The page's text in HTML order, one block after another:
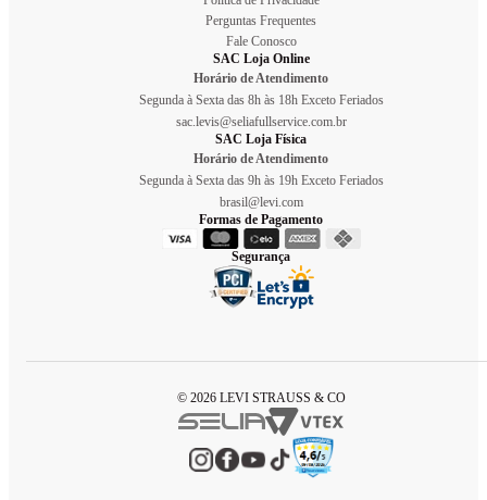
Perguntas Frequentes
Fale Conosco
SAC Loja Online
Horário de Atendimento
Segunda à Sexta das 8h às 18h Exceto Feriados
sac.levis@seliafullservice.com.br
SAC Loja Física
Horário de Atendimento
Segunda à Sexta das 9h às 19h Exceto Feriados
brasil@levi.com
Formas de Pagamento
Segurança
© 2026 LEVI STRAUSS & CO